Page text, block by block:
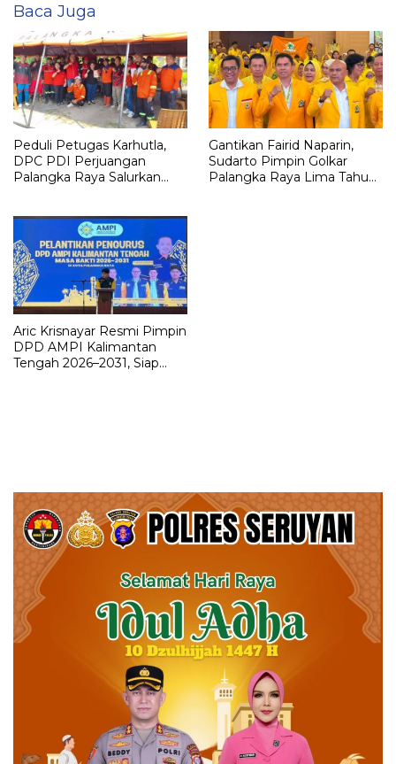
Baca Juga
Peduli Petugas Karhutla,
DPC PDI Perjuangan
Palangka Raya Salurkan
Gantikan Fairid Naparin,
Sudarto Pimpin Golkar
Palangka Raya Lima Tahun
Aric Krisnayar Resmi Pimpin
DPD AMPI Kalimantan
Tengah 2026–2031, Siap